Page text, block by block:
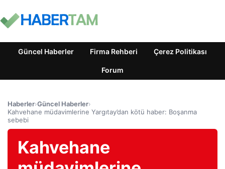
Güncel Haberler Firma Rehberi Çerez Politikası
Forum
Haberler›Güncel Haberler›
Kahvehane müdavimlerine Yargıtay’dan kötü haber: Boşanma
sebebi
Kahvehane